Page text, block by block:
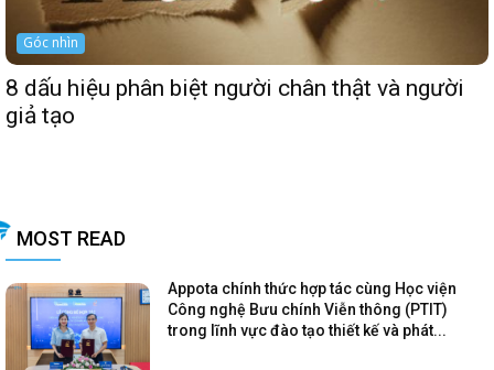
Góc nhìn
8 dấu hiệu phân biệt người chân thật và người
giả tạo
MOST READ
Appota chính thức hợp tác cùng Học viện
Công nghệ Bưu chính Viễn thông (PTIT)
trong lĩnh vực đào tạo thiết kế và phát...